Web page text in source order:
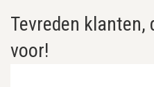
Tevreden klanten,
voor!